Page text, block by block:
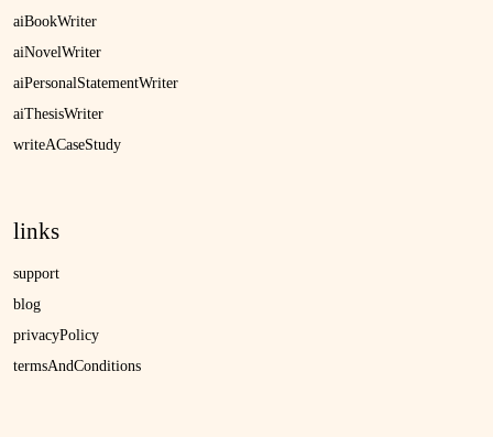
aiBookWriter
aiNovelWriter
aiPersonalStatementWriter
aiThesisWriter
writeACaseStudy
links
support
blog
privacyPolicy
termsAndConditions